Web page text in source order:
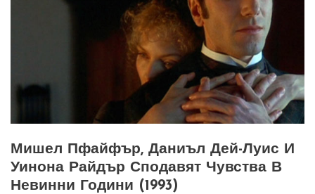
Мишел Пфайфър, Даниъл Дей-Луис И
Уинона Райдър Сподавят Чувства В
Невинни Години (1993)